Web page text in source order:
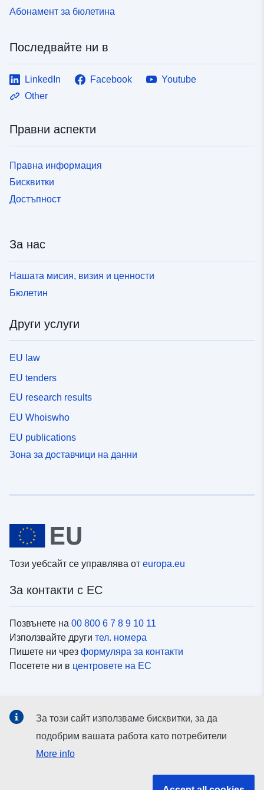
Абонамент за бюлетина
Последвайте ни в
LinkedIn Facebook
Youtube
Other
Правни аспекти
Правна информация
Бисквитки
Достъпност
За нас
Нашата мисия, визия и ценности
Бюлетин
Други услуги
EU law
EU tenders
EU research results
EU Whoiswho
EU publications
Зона за доставчици на данни
Този уебсайт се управлява от europa.eu
За контакти с ЕС
Позвънете на 00 800 6 7 8 9 10 11
Използвайте други тел. номера
Пишете ни чрез формуляра за контакти
Посетете ни в центровете на ЕС
Вижте профили на ЕС в социалните медии
Институции и органи на ЕС
За този сайт използваме бисквитки, за да
подобрим вашата работа като потребители
More info